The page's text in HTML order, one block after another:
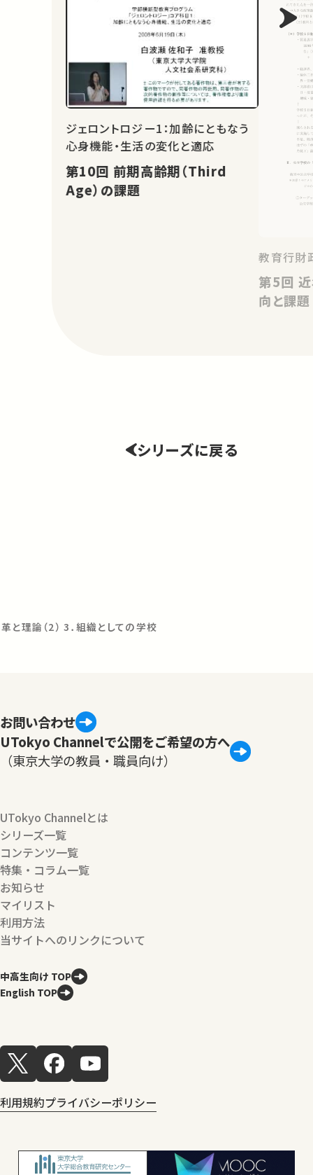
ジェロントロジー1：加齢にともなう
心身機能・生活の変化と適応
第10回 前期高齢期（Third
Age）の課題
教育行財
第5回 近年の公立学校改革の動
シリーズに戻る
理論（2） 3．組織としての学校
お問い合わせ
UTokyo Channelで公開をご希望の方へ
（東京大学の教員・職員向け）
UTokyo Channelとは
シリーズ一覧
コンテンツ一覧
特集・コラム一覧
お知らせ
マイリスト
利用方法
当サイトへのリンクについて
中高生向け TOP
English TOP
利用規約プライバシーポリシー